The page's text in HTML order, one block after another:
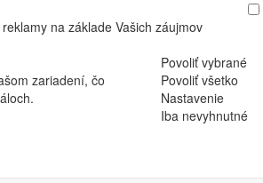
na základe Vašich záujmov
Povoliť vybrané
zariadení, čo
Povoliť všetko
Nastavenie
Iba nevyhnutné